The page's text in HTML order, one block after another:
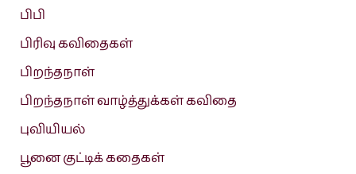
பிபி
பிரிவு கவிதைகள்
பிறந்தநாள்
பிறந்தநாள் வாழ்த்துக்கள் கவிதை
புவியியல்
பூனை குட்டிக் கதைகள்